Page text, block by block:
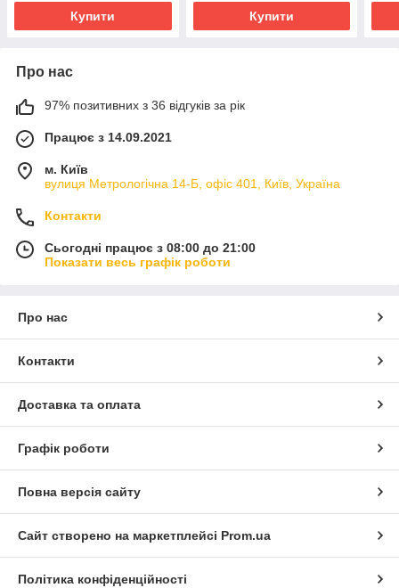
Купити Купити
Про нас
97% позитивних з 36 відгуків за рік
Працює з 14.09.2021
м. Київ
вулиця Метрологічна 14-Б, офіс 401, Київ, Україна
Контакти
Сьогодні працює з 08:00 до 21:00
Показати весь графік роботи
Про нас
Контакти
Доставка та оплата
Графік роботи
Повна версія сайту
Сайт створено на маркетплейсі Prom.ua
Політика конфіденційності